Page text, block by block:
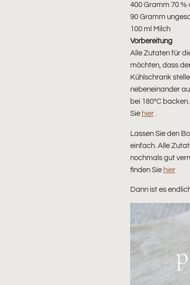
400 Gramm 70 %
90 Gramm
100 ml Milch
Vorbereitung
Alle Zutaten für
möchten, dass
Kühlschrank
nebeneinander
bei 180°C
Sie hier.
Lassen Sie den
einfach. Alle
nochmals gut
finden Sie hier
Dann ist es